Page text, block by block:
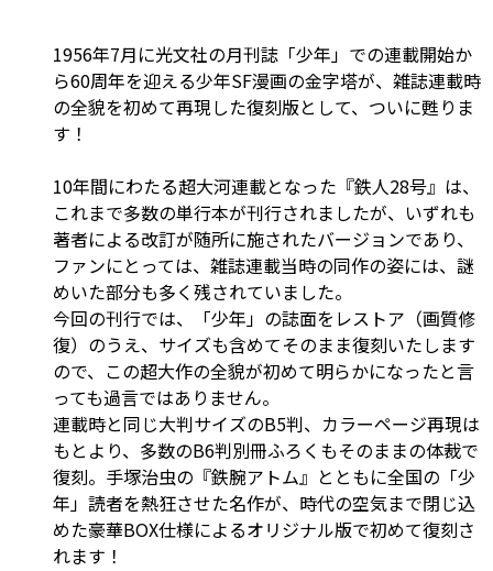
1956年7月に光文社の月刊誌「少年」での連載開始か
ら60周年を迎える少年SF漫画の金字塔が、雑誌連載時
の全貌を初めて再現した復刻版として、ついに甦りま
す！
10年間にわたる超大河連載となった『鉄人28号』は、
これまで多数の単行本が刊行されましたが、いずれも
著者による改訂が随所に施されたバージョンであり、
ファンにとっては、雑誌連載当時の同作の姿には、謎
めいた部分も多く残されていました。
今回の刊行では、「少年」の誌面をレストア（画質修
復）のうえ、サイズも含めてそのまま復刻いたします
ので、この超大作の全貌が初めて明らかになったと言
っても過言ではありません。
連載時と同じ大判サイズのB5判、カラーページ再現は
もとより、多数のB6判別冊ふろくもそのままの体裁で
復刻。手塚治虫の『鉄腕アトム』とともに全国の「少
年」読者を熱狂させた名作が、時代の空気まで閉じ込
めた豪華BOX仕様によるオリジナル版で初めて復刻さ
れます！